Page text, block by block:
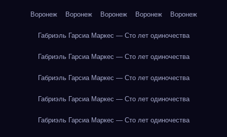
Воронеж Воронеж Воронеж Воронеж Воронеж
Габриэль Гарсиа Маркес — Сто лет одиночества
Габриэль Гарсиа Маркес — Сто лет одиночества
Габриэль Гарсиа Маркес — Сто лет одиночества
Габриэль Гарсиа Маркес — Сто лет одиночества
Габриэль Гарсиа Маркес — Сто лет одиночества